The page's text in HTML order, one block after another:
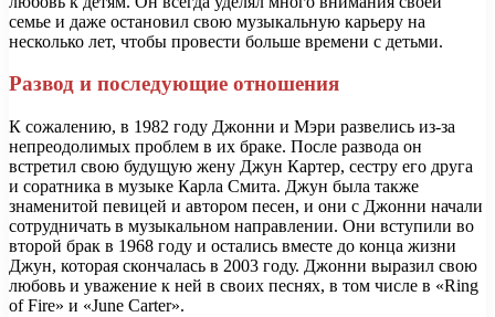
семье и даже остановил свою музыкальную карьеру на
несколько лет, чтобы провести больше времени с детьми.
Развод и последующие отношения
К сожалению, в 1982 году Джонни и Мэри развелись из-за
непреодолимых проблем в их браке. После развода он
встретил свою будущую жену Джун Картер, сестру его друга
и соратника в музыке Карла Смита. Джун была также
знаменитой певицей и автором песен, и они с Джонни начали
сотрудничать в музыкальном направлении. Они вступили во
второй брак в 1968 году и остались вместе до конца жизни
Джун, которая скончалась в 2003 году. Джонни выразил свою
любовь и уважение к ней в своих песнях, в том числе в «Ring
of Fire» и «June Carter».